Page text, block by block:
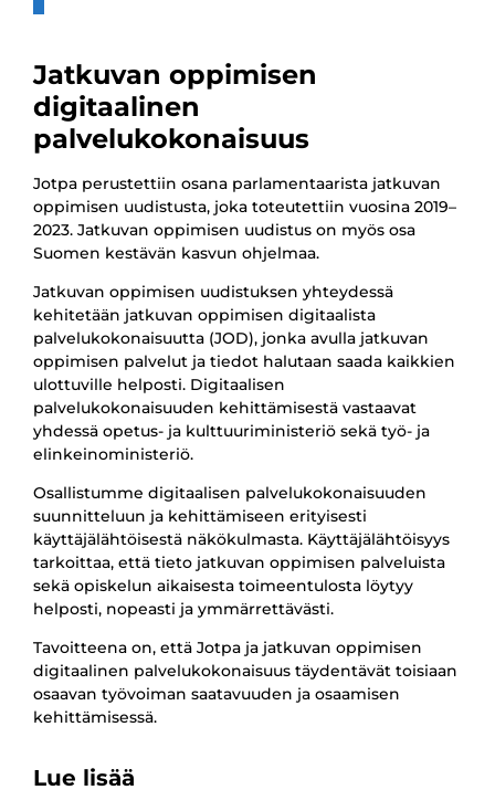
Jatkuvan oppimisen
digitaalinen
palvelukokonaisuus
Jotpa perustettiin osana parlamentaarista jatkuvan
oppimisen uudistusta, joka toteutettiin vuosina 2019–
2023. Jatkuvan oppimisen uudistus on myös osa
Suomen kestävän kasvun ohjelmaa.
Jatkuvan oppimisen uudistuksen yhteydessä
kehitetään jatkuvan oppimisen digitaalista
palvelukokonaisuutta (JOD), jonka avulla jatkuvan
oppimisen palvelut ja tiedot halutaan saada kaikkien
ulottuville helposti. Digitaalisen
palvelukokonaisuuden kehittämisestä vastaavat
yhdessä opetus- ja kulttuuriministeriö sekä työ- ja
elinkeinoministeriö.
Osallistumme digitaalisen palvelukokonaisuuden
suunnitteluun ja kehittämiseen erityisesti
käyttäjälähtöisestä näkökulmasta. Käyttäjälähtöisyys
tarkoittaa, että tieto jatkuvan oppimisen palveluista
sekä opiskelun aikaisesta toimeentulosta löytyy
helposti, nopeasti ja ymmärrettävästi.
Tavoitteena on, että Jotpa ja jatkuvan oppimisen
digitaalinen palvelukokonaisuus täydentävät toisiaan
osaavan työvoiman saatavuuden ja osaamisen
kehittämisessä.
Lue lisää